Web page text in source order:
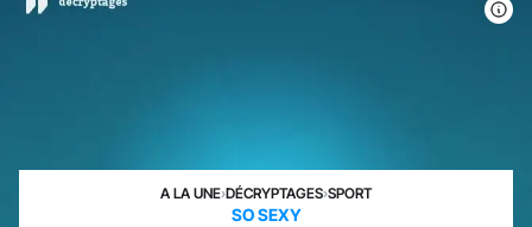
A LA UNE›DÉCRYPTAGES›SPORT
SO SEXY